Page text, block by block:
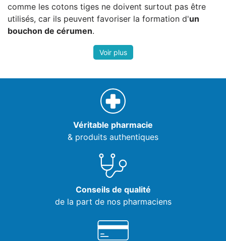
comme les cotons tiges ne doivent surtout pas être
utilisés, car ils peuvent favoriser la formation d'un
bouchon de cérumen.
Véritable pharmacie
& produits authentiques
Conseils de qualité
de la part de nos pharmaciens